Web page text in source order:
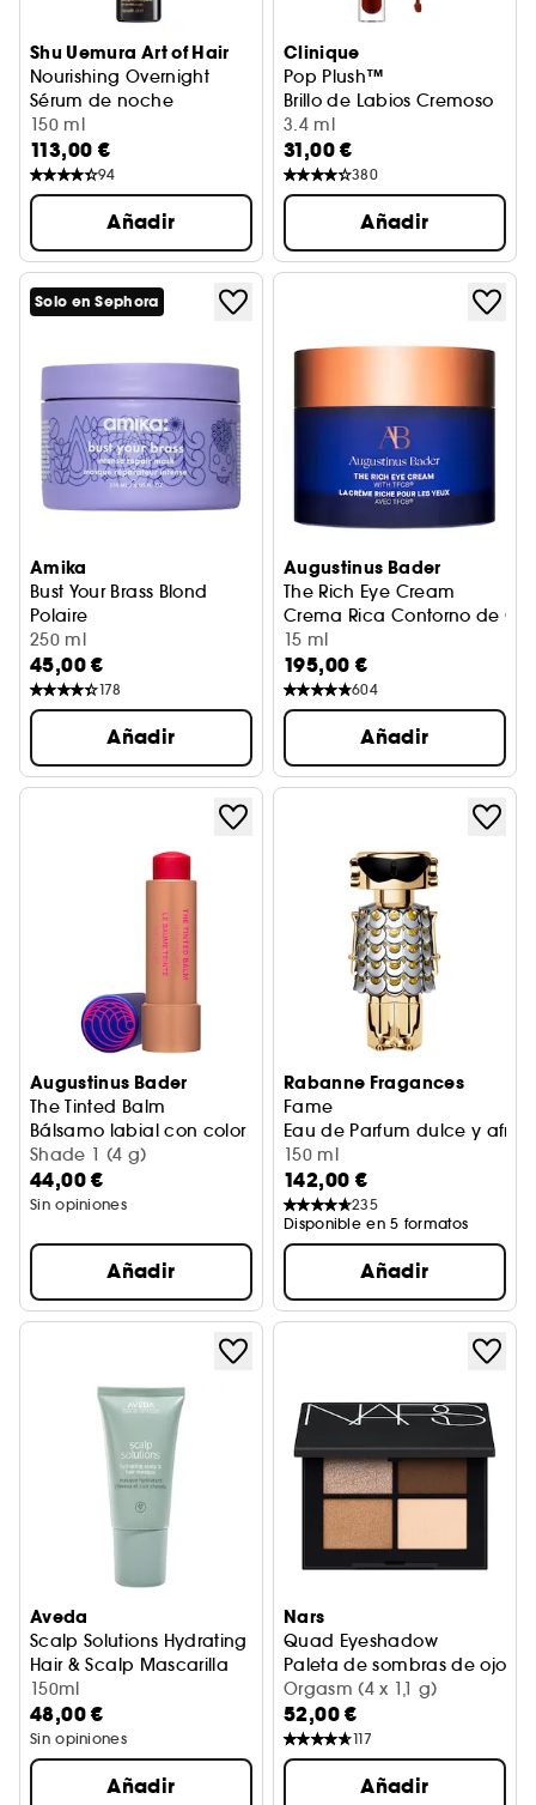
Shu Uemura Art of Hair
Nourishing Overnight
Sérum de noche
150 ml
113,00 €
94
Añadir
Clinique
Pop Plush™
Brillo de Labios Cremoso
3.4 ml
31,00 €
380
Añadir
Solo en Sephora
Amika
Bust Your Brass Blond
Polaire
Mascarilla reparadora intensa
250 ml
45,00 €
178
Añadir
Augustinus Bader
The Rich Eye Cream
Crema Rica Contorno de
15 ml
195,00 €
604
Añadir
Augustinus Bader
The Tinted Balm
Bálsamo labial con color
Shade 1 (4 g)
44,00 €
Sin opiniones
Añadir
Rabanne Fragances
Fame
Eau de Parfum dulce y
150 ml
142,00 €
235
Disponible en 5 formatos
Añadir
Aveda
Scalp Solutions Hydrating
Hair & Scalp Mascarilla
150ml
48,00 €
Sin opiniones
Añadir
Nars
Quad Eyeshadow
Paleta de sombras de ojos
Orgasm (4 x 1,1 g)
52,00 €
117
Añadir